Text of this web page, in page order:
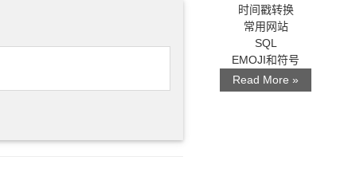
时间戳转换
常用网站
SQL
EMOJI和符号
Read More »